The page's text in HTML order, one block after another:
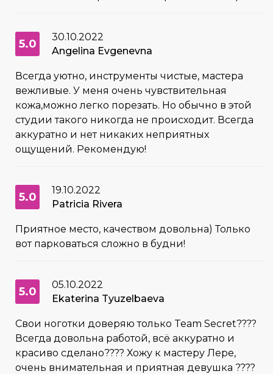
5.0
30.10.2022
Angelina Evgenevna
Всегда уютно, инструменты чистые, мастера
вежливые. У меня очень чувствительная
кожа,можно легко порезать. Но обычно в этой
студии такого никогда не происходит. Всегда
аккуратно и нет никаких неприятных
ощущений. Рекомендую!
5.0
19.10.2022
Patricia Rivera
Приятное место, качеством довольна) Только
вот парковаться сложно в будни!
5.0
05.10.2022
Ekaterina Tyuzelbaeva
Свои ноготки доверяю только Team Secret????
Всегда довольна работой, всё аккуратно и
красиво сделано???? Хожу к мастеру Лере,
очень внимательная и приятная девушка ????